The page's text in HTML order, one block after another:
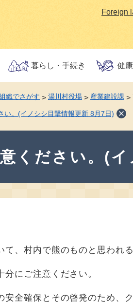
Foreign
暮らし・手続き 健
織でさがす > 湯川村役場 > 産業建設課 >
い。(イノシシ目撃情報更新 8月7日)
ください。(
て、村内で熊のものと思われ
分にご注意ください。
安全確保とその啓発のため、